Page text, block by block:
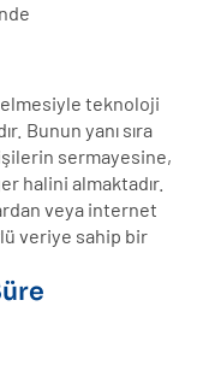
teknoloji
Bunun yanı sıra
sermayesine,
halini almaktadır.
veya internet
veriye sahip bir